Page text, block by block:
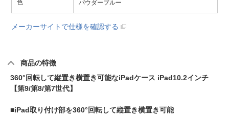
色 パウダーブルー
メーカーサイトで仕様を確認する
商品の特徴
360°回転して縦置き横置き可能なiPadケース iPad10.2インチ
【第9/第8/第7世代】
■iPad取り付け部を360°回転して縦置き横置き可能